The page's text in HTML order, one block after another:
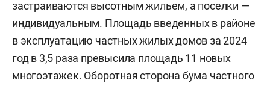
застраиваются высотным жильем, а поселки —
индивидуальным. Площадь введенных в районе
в эксплуатацию частных жилых домов за 2024
год в 3,5 раза превысила площадь 11 новых
многоэтажек. Оборотная сторона бума частного